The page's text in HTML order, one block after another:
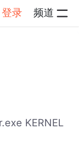
登录 频道
KERNEL